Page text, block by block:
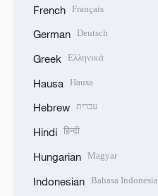
French Français
German Deutsch
Greek Ελληνικά
Hausa Hausa
Hebrew עברית
Hindi हिन्दी
Hungarian Magyar
Indonesian Bahasa Indonesia